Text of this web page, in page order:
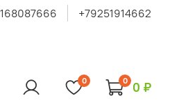
+79251914662
0 0 0 ₽